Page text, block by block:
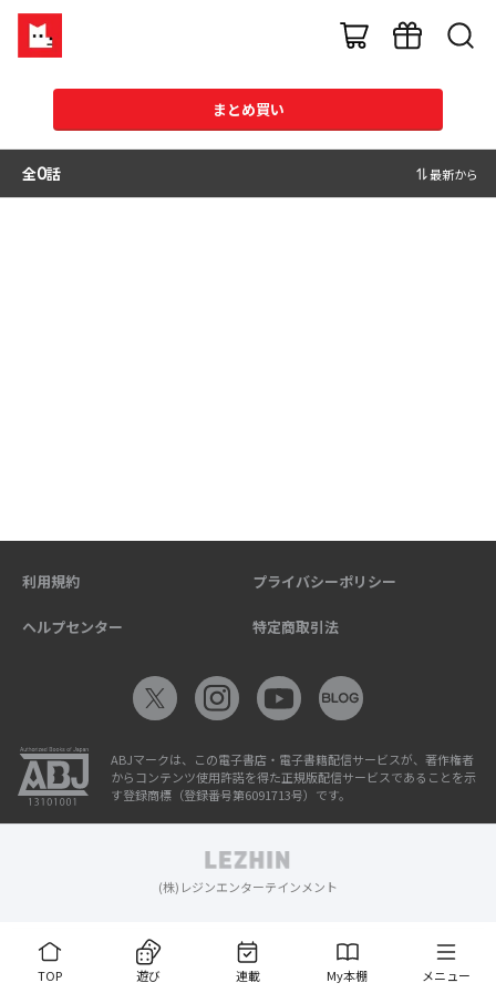
まとめ買い
全0話 最新から
TOP 遊び 連載 My本棚 メニュー
利用規約 プライバシーポリシー
ヘルプセンター 特定商取引法
ABJマークは、この電子書店・電子書籍配信サービスが、著作権者
からコンテンツ使用許諾を得た正規版配信サービスであることを示
す登録商標（登録番号第6091713号）です。
(株)レジンエンターテインメント